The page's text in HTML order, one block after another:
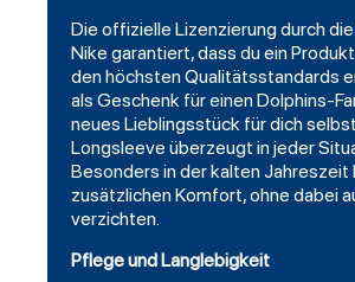
Die offizielle Lizenzierung durch die
Nike garantiert, dass du ein
den höchsten Qualitätsstandards
als Geschenk für einen Dolphins-
neues Lieblingsstück für dich
Longsleeve überzeugt in jeder
Besonders in der kalten
zusätzlichen Komfort, ohne dabei
verzichten.
Pflege und Langlebigkeit